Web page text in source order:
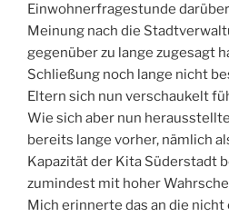
Einwohnerfragestunde
Meinung nach die
gegenüber zu lange zugesagt
Schließung noch lange nicht
Eltern sich nun verschaukelt
Wie sich aber nun
bereits lange vorher, nämlich
Kapazität der Kita Süderstadt
zumindest mit hoher
Mich erinnerte das an die